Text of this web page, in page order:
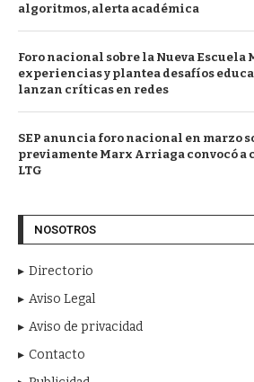
algoritmos, alerta académica
Foro nacional sobre la Nueva Escuela
experiencias y plantea desafíos
lanzan críticas en redes
SEP anuncia foro nacional en marzo
previamente Marx Arriaga convocó a
LTG
NOSOTROS
Directorio
Aviso Legal
Aviso de privacidad
Contacto